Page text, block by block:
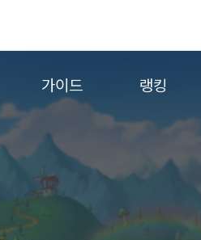
가이드
게임정보
직업소개
확률형 아이템
NEXON NOW
랭킹
컨텐츠 랭킹